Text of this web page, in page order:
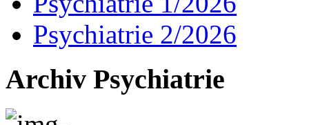
Psychiatrie 2/2026
Archiv Psychiatrie